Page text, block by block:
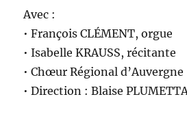
Avec :
• François CLÉMENT, orgue
• Isabelle KRAUSS, récitante
• Chœur Régional d’Auvergne
• Direction : Blaise